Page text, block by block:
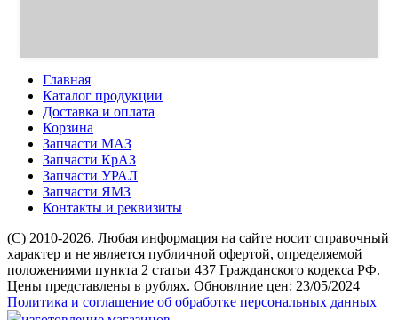
Главная
Каталог продукции
Доставка и оплата
Корзина
Запчасти МАЗ
Запчасти КрАЗ
Запчасти УРАЛ
Запчасти ЯМЗ
Контакты и реквизиты
(C) 2010-2026. Любая информация на сайте носит справочный
характер и не является публичной офертой, определяемой
положениями пункта 2 статьи 437 Гражданского кодекса РФ.
Цены представлены в рублях. Обновлние цен: 23/05/2024
Политика и соглашение об обработке персональных данных